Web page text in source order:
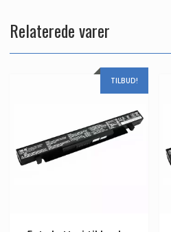
Relaterede varer
TILBUD!